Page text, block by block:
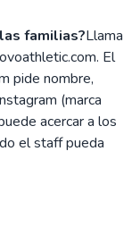
familias?Llama
El
pide nombre,
(marca
acercar a los
el staff pueda